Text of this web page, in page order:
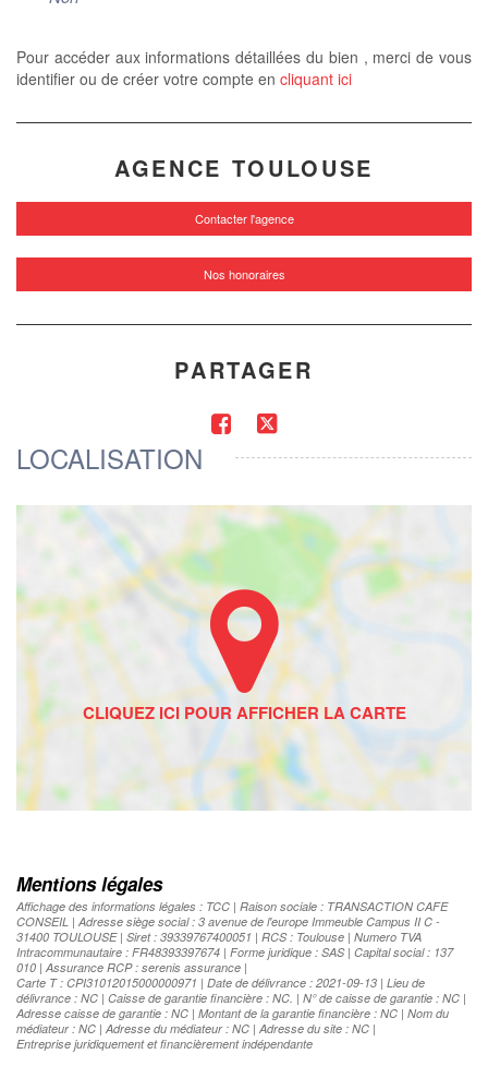
Pour accéder aux informations détaillées du bien , merci de vous
identifier ou de créer votre compte en cliquant ici
AGENCE TOULOUSE
Contacter l'agence
Nos honoraires
PARTAGER
LOCALISATION
Mentions légales
Affichage des informations légales : TCC | Raison sociale : TRANSACTION CAFE
CONSEIL | Adresse siège social : 3 avenue de l'europe Immeuble Campus II C -
31400 TOULOUSE | Siret : 39339767400051 | RCS : Toulouse | Numero TVA
Intracommunautaire : FR48393397674 | Forme juridique : SAS | Capital social : 137
010 | Assurance RCP : serenis assurance |
Carte T : CPI31012015000000971 | Date de délivrance : 2021-09-13 | Lieu de
délivrance : NC | Caisse de garantie financière : NC. | N° de caisse de garantie : NC |
Adresse caisse de garantie : NC | Montant de la garantie financière : NC | Nom du
médiateur : NC | Adresse du médiateur : NC | Adresse du site : NC |
Entreprise juridiquement et financièrement indépendante